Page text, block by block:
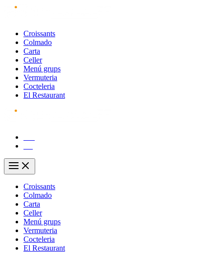
Vés
Croissants
Colmado
Carta
Celler
Menú grups
Vermuteria
Cocteleria
El Restaurant
Main
Menu
Croissants
Colmado
Carta
Celler
Menú grups
Vermuteria
Cocteleria
El Restaurant